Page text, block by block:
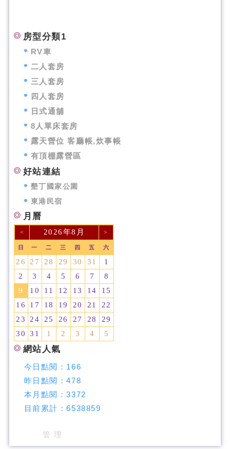
房型分類1
RV車
二人套房
三人套房
四人套房
日式通舖
8人單床套房
露天營位 客廳帳,炊事帳
有頂棚露營區
好站連結
墾丁國家公園
東港民宿
月曆
< 2026年8月 >
日 一 二 三 四 五 六
26 27 28 29 30 31
1
2
3 4 5 6 7
8
9
10 11 12 13 14
15
16
17 18 19 20 21
22
23
24 25 26 27 28
29
30
31 1 2 3 4 5
網站人氣
今日點閱： 166
昨日點閱：478
本月點閱：3372
目前累計：6538859
管 理